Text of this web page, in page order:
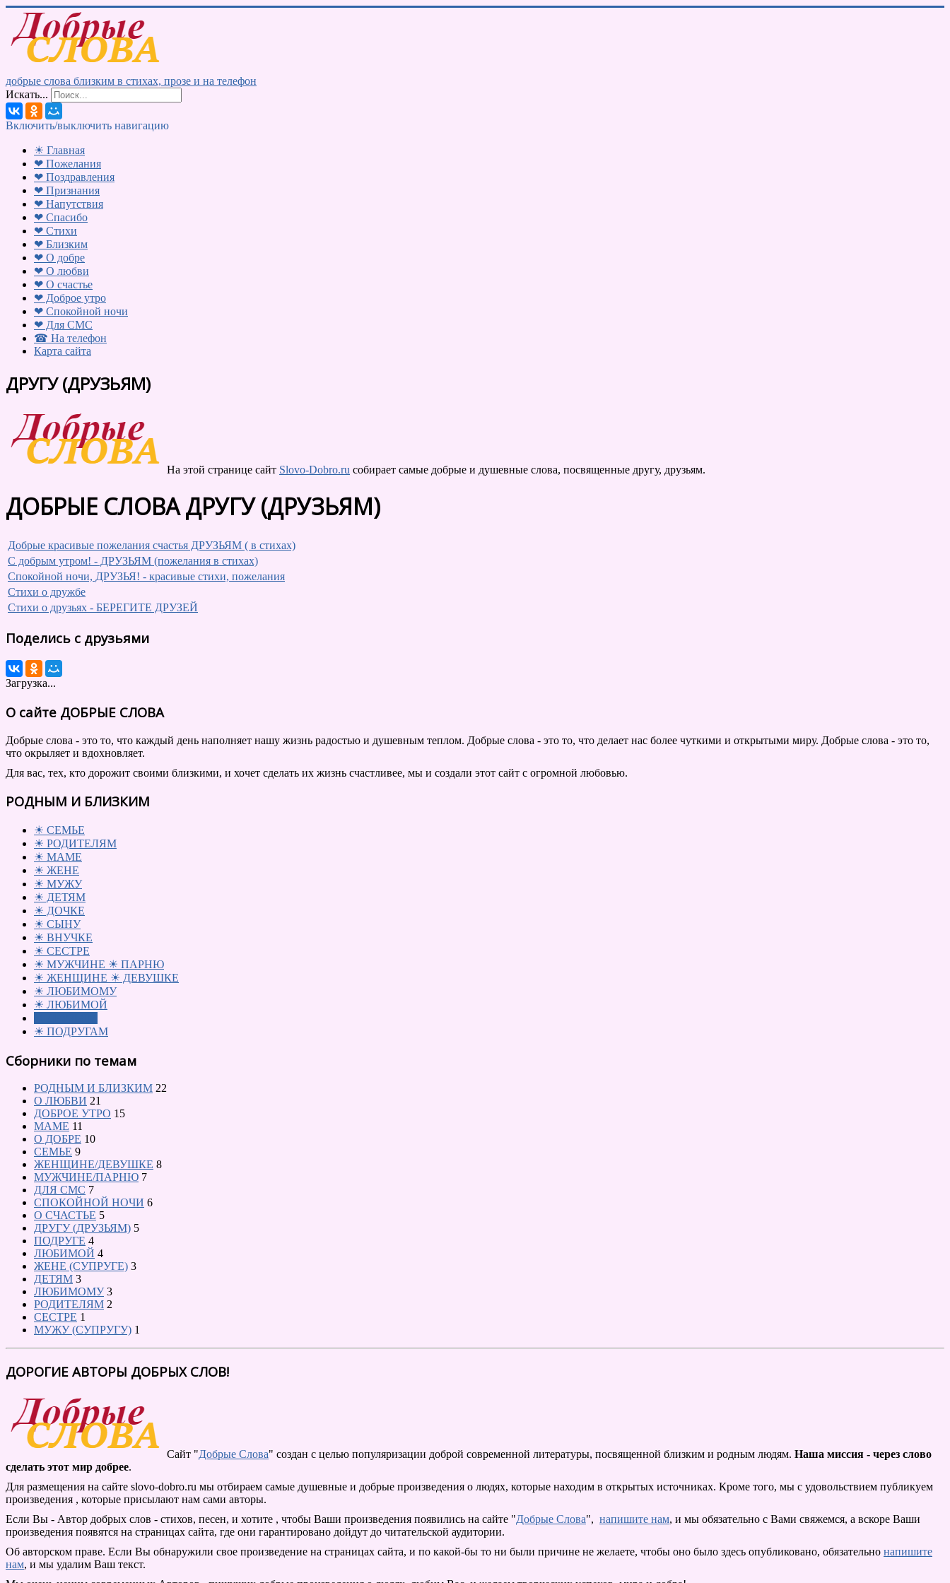
добрые слова близким в стихах, прозе и на телефон
Искать...
Включить/выключить навигацию
☀ Главная
❤ Пожелания
❤ Поздравления
❤ Признания
❤ Напутствия
❤ Спасибо
❤ Стихи
❤ Близким
❤ О добре
❤ О любви
❤ О счастье
❤ Доброе утро
❤ Спокойной ночи
❤ Для СМС
☎ На телефон
Карта сайта
ДРУГУ (ДРУЗЬЯМ)
На этой странице сайт Slovo-Dobro.ru собирает самые добрые и душевные слова, посвященные другу, друзьям.
ДОБРЫЕ СЛОВА ДРУГУ (ДРУЗЬЯМ)
Добрые красивые пожелания счастья ДРУЗЬЯМ ( в стихах)
С добрым утром! - ДРУЗЬЯМ (пожелания в стихах)
Спокойной ночи, ДРУЗЬЯ! - красивые стихи, пожелания
Стихи о дружбе
Стихи о друзьях - БЕРЕГИТЕ ДРУЗЕЙ
Поделись с друзьями
Загрузка...
О сайте ДОБРЫЕ СЛОВА
Добрые слова - это то, что каждый день наполняет нашу жизнь радостью и душевным теплом. Добрые слова - это то, что делает нас более чуткими и открытыми миру. Добрые слова - это то,
что окрыляет и вдохновляет.
Для вас, тех, кто дорожит своими близкими, и хочет сделать их жизнь счастливее, мы и создали этот сайт с огромной любовью.
РОДНЫМ И БЛИЗКИМ
☀ СЕМЬЕ
☀ РОДИТЕЛЯМ
☀ МАМЕ
☀ ЖЕНЕ
☀ МУЖУ
☀ ДЕТЯМ
☀ ДОЧКЕ
☀ СЫНУ
☀ ВНУЧКЕ
☀ СЕСТРЕ
☀ МУЖЧИНЕ ☀ ПАРНЮ
☀ ЖЕНЩИНЕ ☀ ДЕВУШКЕ
☀ ЛЮБИМОМУ
☀ ЛЮБИМОЙ
☀ ПОДРУГАМ
Сборники по темам
РОДНЫМ И БЛИЗКИМ 22
О ЛЮБВИ 21
ДОБРОЕ УТРО 15
МАМЕ 11
О ДОБРЕ 10
СЕМЬЕ 9
ЖЕНЩИНЕ/ДЕВУШКЕ 8
МУЖЧИНЕ/ПАРНЮ 7
ДЛЯ СМС 7
СПОКОЙНОЙ НОЧИ 6
О СЧАСТЬЕ 5
ДРУГУ (ДРУЗЬЯМ) 5
ПОДРУГЕ 4
ЛЮБИМОЙ 4
ЖЕНЕ (СУПРУГЕ) 3
ДЕТЯМ 3
ЛЮБИМОМУ 3
РОДИТЕЛЯМ 2
СЕСТРЕ 1
МУЖУ (СУПРУГУ) 1
ДОРОГИЕ АВТОРЫ ДОБРЫХ СЛОВ!
Сайт "Добрые Слова" создан c целью популяризации доброй современной литературы, посвященной близким и родным людям. Наша миссия - через слово
сделать этот мир добрее.
Для размещения на сайте slovo-dobro.ru мы отбираем самые душевные и добрые произведения о людях, которые находим в открытых источниках. Кроме того, мы с удовольствием публикуем
произведения , которые присылают нам сами авторы.
Если Вы - Автор добрых слов - стихов, песен, и хотите , чтобы Ваши произведения появились на сайте "Добрые Слова", напишите нам, и мы обязательно с Вами свяжемся, а вскоре Ваши
произведения появятся на страницах сайта, где они гарантировано дойдут до читательской аудитории.
Об авторском праве. Если Вы обнаружили свое произведение на страницах сайта, и по какой-бы то ни были причине не желаете, чтобы оно было здесь опубликовано, обязательно напишите
нам, и мы удалим Ваш текст.